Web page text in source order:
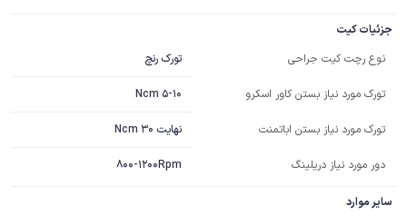
جزئیات کیت
نوع رچت کیت جراحی
تورک رنچ
تورک مورد نیاز بستن کاور اسکرو 5-10 Ncm
تورک مورد نیاز بستن اباتمنت نهایت 30 Ncm
دور مورد نیاز دریلینگ 800-1200Rpm
سایر موارد